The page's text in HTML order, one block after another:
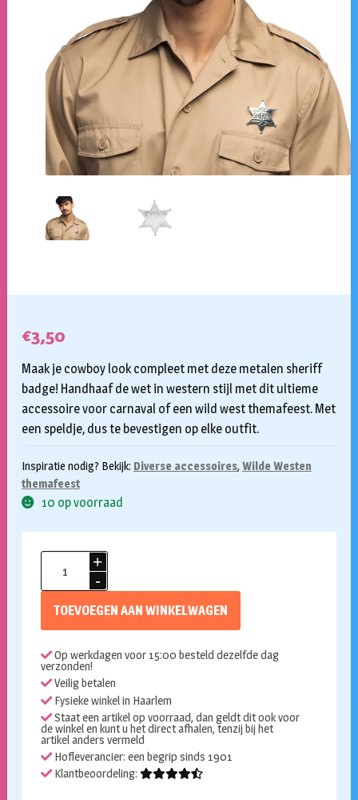
€3,50
Maak je cowboy look compleet met deze metalen sheriff
badge! Handhaaf de wet in western stijl met dit ultieme
accessoire voor carnaval of een wild west themafeest. Met
een speldje, dus te bevestigen op elke outfit.
Inspiratie nodig? Bekijk: Diverse accessoires, Wilde Westen
themafeest
10 op voorraad
TOEVOEGEN AAN WINKELWAGEN
Op werkdagen voor 15:00 besteld dezelfde dag
verzonden!
Veilig betalen
Fysieke winkel in Haarlem
Staat een artikel op voorraad, dan geldt dit ook voor
de winkel en kunt u het direct afhalen, tenzij bij het
artikel anders vermeld
Hofleverancier: een begrip sinds 1901
Klantbeoordeling: